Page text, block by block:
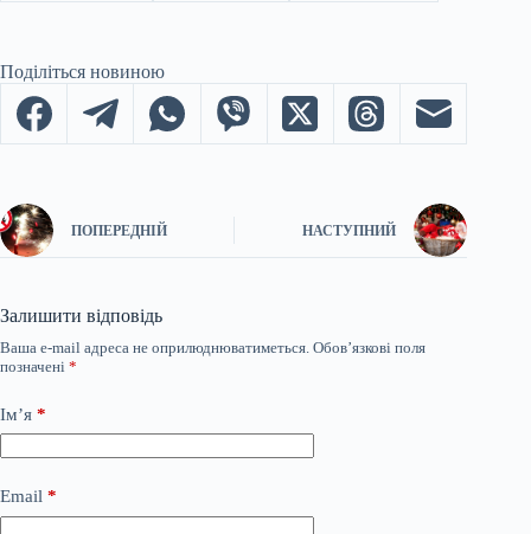
Поділіться новиною
ПОПЕРЕДНІЙ НАСТУПНИЙ
Залишити відповідь
Ваша e-mail адреса не оприлюднюватиметься. Обов’язкові поля
позначені *
Ім’я *
Email *